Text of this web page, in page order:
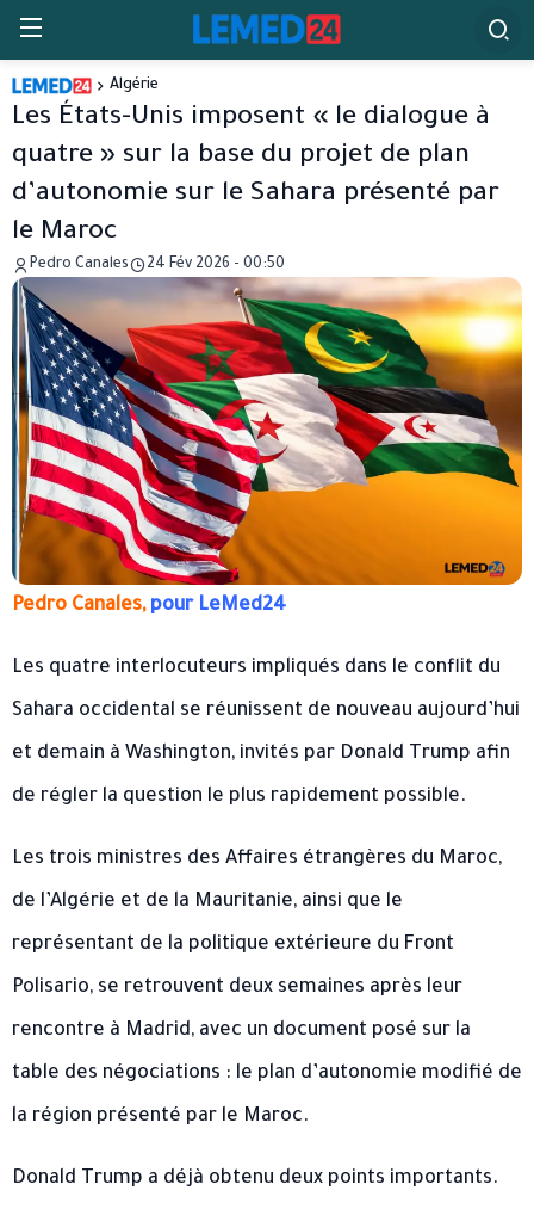
Algérie
Les États-Unis imposent « le dialogue à
quatre » sur la base du projet de plan
d’autonomie sur le Sahara présenté par
le Maroc
Pedro Canales 24 Fév 2026 - 00:50
Pedro Canales, pour LeMed24
Les quatre interlocuteurs impliqués dans le conflit du
Sahara occidental se réunissent de nouveau aujourd’hui
et demain à Washington, invités par Donald Trump afin
de régler la question le plus rapidement possible.
Les trois ministres des Affaires étrangères du Maroc,
de l’Algérie et de la Mauritanie, ainsi que le
représentant de la politique extérieure du Front
Polisario, se retrouvent deux semaines après leur
rencontre à Madrid, avec un document posé sur la
table des négociations : le plan d’autonomie modifié de
la région présenté par le Maroc.
Donald Trump a déjà obtenu deux points importants.